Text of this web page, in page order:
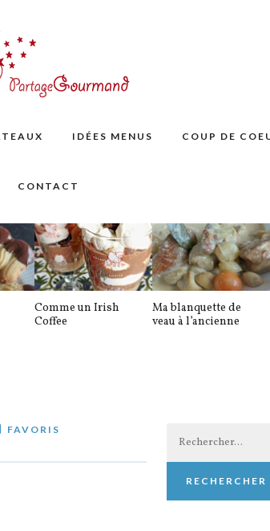
IDÉES MENUS COUP DE
CONTACT
Comme un Irish
Coffee
Ma blanquette de
veau à l’ancienne
FAVORIS